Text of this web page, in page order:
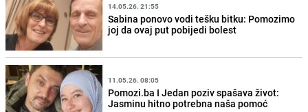
14.05.26. 21:55
Sabina ponovo vodi tešku bitku: Pomozimo
joj da ovaj put pobijedi bolest
11.05.26. 08:05
Pomozi.ba I Jedan poziv spašava život:
Jasminu hitno potrebna naša pomoć